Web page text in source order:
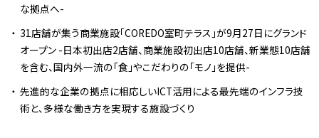
な拠点へ-
31店舗が集う商業施設「COREDO室町テラス」が9月27日にグランド
オープン -日本初出店2店舗、商業施設初出店10店舗、新業態10店舗
を含む、国内外一流の「食」やこだわりの「モノ」を提供-
先進的な企業の拠点に相応しいICT活用による最先端のインフラ技
術と、多様な働き方を実現する施設づくり